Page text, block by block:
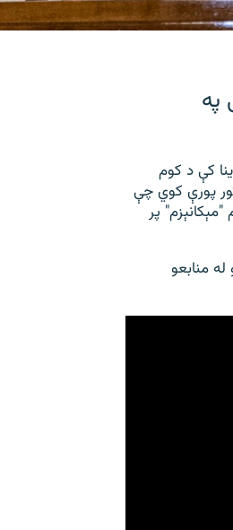
په
وینا کې د کوم
پورې کوي چې
پر
منابعو